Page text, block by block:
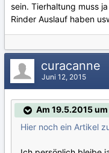
sein. Tierhaltung muss
Rinder Auslauf haben
curacanne
Juni 12, 2015
Am 19.5.2015
Hier noch ein Artikel